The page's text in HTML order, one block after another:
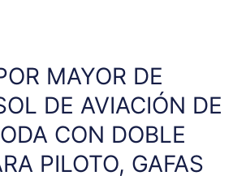
MAYOR DE
DE AVIACIÓN DE
CON DOBLE
PILOTO, GAFAS